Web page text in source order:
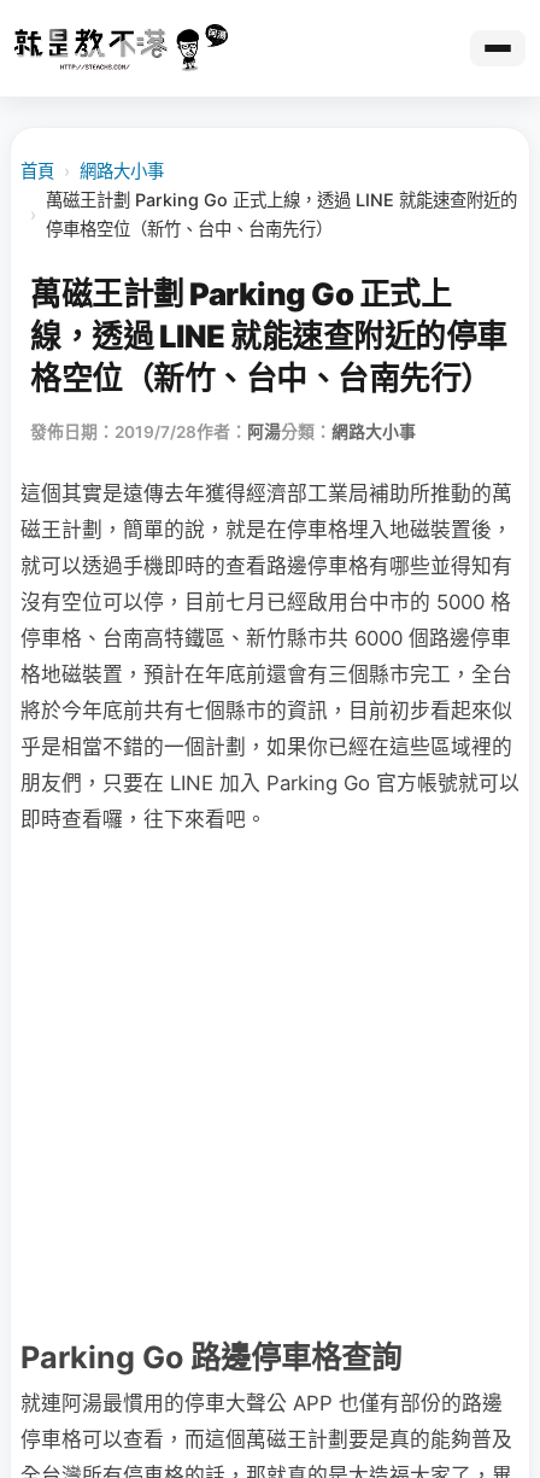
首頁 › 網路大小事
›
萬磁王計劃 Parking Go 正式上線，透過 LINE 就能速查附近的
停車格空位（新竹、台中、台南先行）
萬磁王計劃 Parking Go 正式上
線，透過 LINE 就能速查附近的停車
格空位（新竹、台中、台南先行）
發佈日期：2019/7/28作者： 阿湯分類： 網路大小事
這個其實是遠傳去年獲得經濟部工業局補助所推動的萬
磁王計劃，簡單的說，就是在停車格埋入地磁裝置後，
就可以透過手機即時的查看路邊停車格有哪些並得知有
沒有空位可以停，目前七月已經啟用台中市的 5000 格
停車格、台南高特鐵區、新竹縣市共 6000 個路邊停車
格地磁裝置，預計在年底前還會有三個縣市完工，全台
將於今年底前共有七個縣市的資訊，目前初步看起來似
乎是相當不錯的一個計劃，如果你已經在這些區域裡的
朋友們，只要在 LINE 加入 Parking Go 官方帳號就可以
即時查看囉，往下來看吧。
Parking Go 路邊停車格查詢
就連阿湯最慣用的停車大聲公 APP 也僅有部份的路邊
停車格可以查看，而這個萬磁王計劃要是真的能夠普及